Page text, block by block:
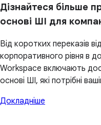
Дізнайтеся більше
основі ШІ для
Від коротких переказів
корпоративного рівня в
Workspace включають
основі ШІ, які потрібні
Докладніше